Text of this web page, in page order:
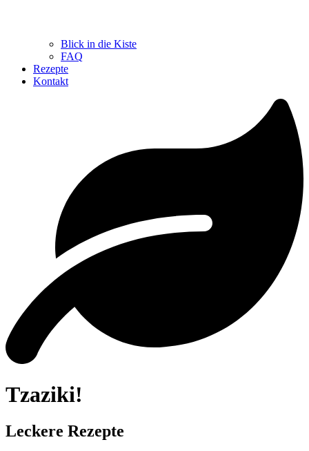
Blick in die Kiste
FAQ
Rezepte
Kontakt
Tzaziki!
Leckere Rezepte